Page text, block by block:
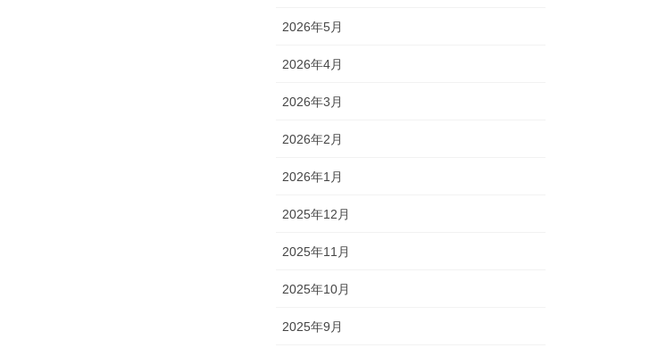
2026年5月
2026年4月
2026年3月
2026年2月
2026年1月
2025年12月
2025年11月
2025年10月
2025年9月